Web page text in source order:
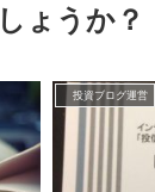
ょうか？
投資ブログ運営